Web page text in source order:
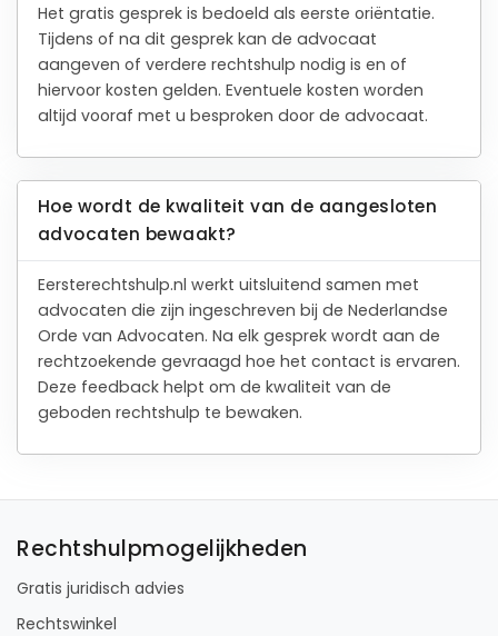
Het gratis gesprek is bedoeld als eerste oriëntatie.
Tijdens of na dit gesprek kan de advocaat
aangeven of verdere rechtshulp nodig is en of
hiervoor kosten gelden. Eventuele kosten worden
altijd vooraf met u besproken door de advocaat.
Hoe wordt de kwaliteit van de aangesloten
advocaten bewaakt?
Eersterechtshulp.nl werkt uitsluitend samen met
advocaten die zijn ingeschreven bij de Nederlandse
Orde van Advocaten. Na elk gesprek wordt aan de
rechtzoekende gevraagd hoe het contact is ervaren.
Deze feedback helpt om de kwaliteit van de
geboden rechtshulp te bewaken.
Rechtshulpmogelijkheden
Gratis juridisch advies
Rechtswinkel